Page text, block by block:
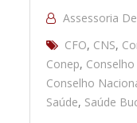
Assessoria
CFO, CNS,
Conep,
Conselho
Saúde, Saúde